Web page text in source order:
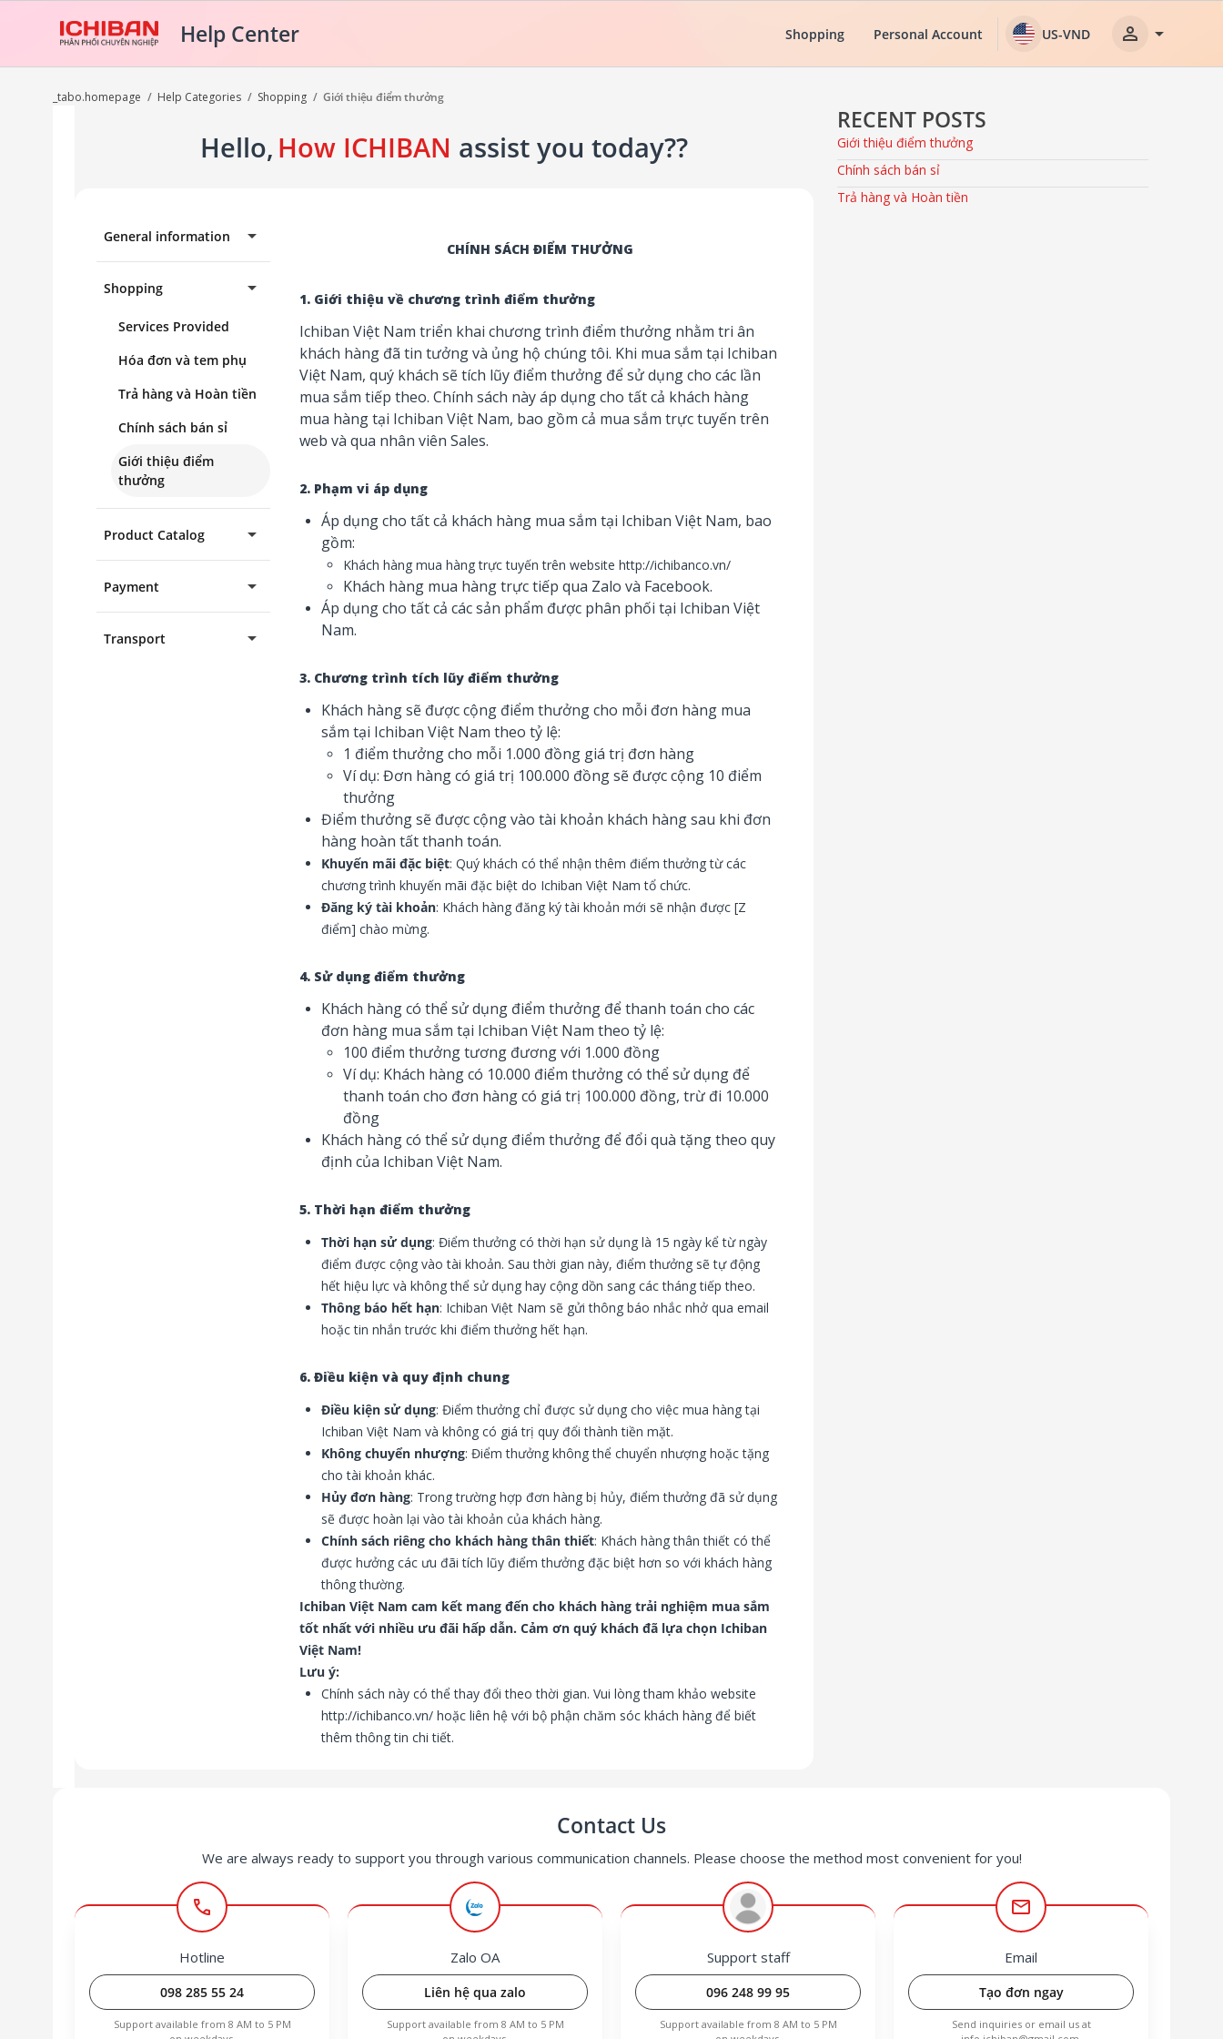
Help Center Shopping Personal Account US-VND person arrow_drop_down
_tabo.homepage / Help Categories / Shopping / Giới thiệu điểm thưởng
Hello, How ICHIBAN assist you today??
General information arrow_drop_down
Shopping arrow_drop_down
Services Provided
Hóa đơn và tem phụ
Trả hàng và Hoàn tiền
Chính sách bán sỉ
Giới thiệu điểm
thưởng
Product Catalog arrow_drop_down
Payment arrow_drop_down
Transport arrow_drop_down
CHÍNH SÁCH ĐIỂM THƯỞNG
1. Giới thiệu về chương trình điểm thưởng
Ichiban Việt Nam triển khai chương trình điểm thưởng nhằm tri ân
khách hàng đã tin tưởng và ủng hộ chúng tôi. Khi mua sắm tại Ichiban
Việt Nam, quý khách sẽ tích lũy điểm thưởng để sử dụng cho các lần
mua sắm tiếp theo. Chính sách này áp dụng cho tất cả khách hàng
mua hàng tại Ichiban Việt Nam, bao gồm cả mua sắm trực tuyến trên
web và qua nhân viên Sales.
2. Phạm vi áp dụng
Áp dụng cho tất cả khách hàng mua sắm tại Ichiban Việt Nam, bao
gồm:
Khách hàng mua hàng trực tuyến trên website http://ichibanco.vn/
Khách hàng mua hàng trực tiếp qua Zalo và Facebook.
Áp dụng cho tất cả các sản phẩm được phân phối tại Ichiban Việt
Nam.
3. Chương trình tích lũy điểm thưởng
Khách hàng sẽ được cộng điểm thưởng cho mỗi đơn hàng mua
sắm tại Ichiban Việt Nam theo tỷ lệ:
1 điểm thưởng cho mỗi 1.000 đồng giá trị đơn hàng
Ví dụ: Đơn hàng có giá trị 100.000 đồng sẽ được cộng 10 điểm
thưởng
Điểm thưởng sẽ được cộng vào tài khoản khách hàng sau khi đơn
hàng hoàn tất thanh toán.
Khuyến mãi đặc biệt: Quý khách có thể nhận thêm điểm thưởng từ các
chương trình khuyến mãi đặc biệt do Ichiban Việt Nam tổ chức.
Đăng ký tài khoản: Khách hàng đăng ký tài khoản mới sẽ nhận được [Z
điểm] chào mừng.
4. Sử dụng điểm thưởng
Khách hàng có thể sử dụng điểm thưởng để thanh toán cho các
đơn hàng mua sắm tại Ichiban Việt Nam theo tỷ lệ:
100 điểm thưởng tương đương với 1.000 đồng
Ví dụ: Khách hàng có 10.000 điểm thưởng có thể sử dụng để
thanh toán cho đơn hàng có giá trị 100.000 đồng, trừ đi 10.000
đồng
Khách hàng có thể sử dụng điểm thưởng để đổi quà tặng theo quy
định của Ichiban Việt Nam.
5. Thời hạn điểm thưởng
Thời hạn sử dụng: Điểm thưởng có thời hạn sử dụng là 15 ngày kể từ ngày
điểm được cộng vào tài khoản. Sau thời gian này, điểm thưởng sẽ tự động
hết hiệu lực và không thể sử dụng hay cộng dồn sang các tháng tiếp theo.
Thông báo hết hạn: Ichiban Việt Nam sẽ gửi thông báo nhắc nhở qua email
hoặc tin nhắn trước khi điểm thưởng hết hạn.
6. Điều kiện và quy định chung
Điều kiện sử dụng: Điểm thưởng chỉ được sử dụng cho việc mua hàng tại
Ichiban Việt Nam và không có giá trị quy đổi thành tiền mặt.
Không chuyển nhượng: Điểm thưởng không thể chuyển nhượng hoặc tặng
cho tài khoản khác.
Hủy đơn hàng: Trong trường hợp đơn hàng bị hủy, điểm thưởng đã sử dụng
sẽ được hoàn lại vào tài khoản của khách hàng.
Chính sách riêng cho khách hàng thân thiết: Khách hàng thân thiết có thể
được hưởng các ưu đãi tích lũy điểm thưởng đặc biệt hơn so với khách hàng
thông thường.
Ichiban Việt Nam cam kết mang đến cho khách hàng trải nghiệm mua sắm
tốt nhất với nhiều ưu đãi hấp dẫn. Cảm ơn quý khách đã lựa chọn Ichiban
Việt Nam!
Lưu ý:
Chính sách này có thể thay đổi theo thời gian. Vui lòng tham khảo website
http://ichibanco.vn/ hoặc liên hệ với bộ phận chăm sóc khách hàng để biết
thêm thông tin chi tiết.
RECENT POSTS
Giới thiệu điểm thưởng
Chính sách bán sỉ
Trả hàng và Hoàn tiền
Contact Us
We are always ready to support you through various communication channels. Please choose the method most convenient for you!
call
Hotline
098 285 55 24
Support available from 8 AM to 5 PM
Zalo OA
Liên hệ qua zalo
Support available from 8 AM to 5 PM
Support staff
096 248 99 95
Support available from 8 AM to 5 PM
mail
Email
Tạo đơn ngay
Send inquiries or email us at